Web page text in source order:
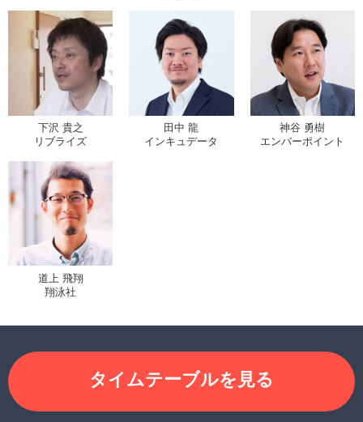
下沢 貴之
リブライズ
田中 龍
インキュデータ
神谷 勇樹
エンバーポイント
道上 飛翔
翔泳社
タイムテーブルを見る